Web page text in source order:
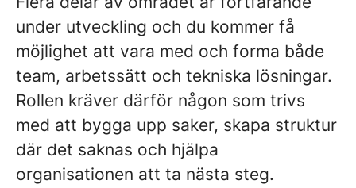
under utveckling och du kommer få
möjlighet att vara med och forma både
team, arbetssätt och tekniska lösningar.
Rollen kräver därför någon som trivs
med att bygga upp saker, skapa struktur
där det saknas och hjälpa
organisationen att ta nästa steg.